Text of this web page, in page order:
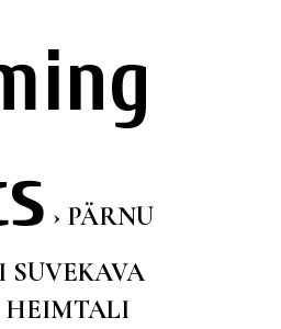
› PÄRNU
SUVEKAVA